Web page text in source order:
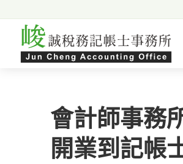
會計師事務
開業到記帳